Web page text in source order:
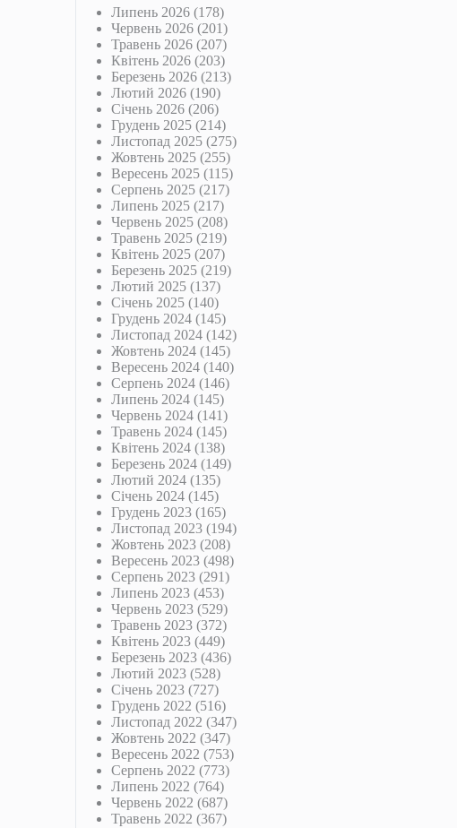
Липень 2026 (178)
Червень 2026 (201)
Травень 2026 (207)
Квітень 2026 (203)
Березень 2026 (213)
Лютий 2026 (190)
Січень 2026 (206)
Грудень 2025 (214)
Листопад 2025 (275)
Жовтень 2025 (255)
Вересень 2025 (115)
Серпень 2025 (217)
Липень 2025 (217)
Червень 2025 (208)
Травень 2025 (219)
Квітень 2025 (207)
Березень 2025 (219)
Лютий 2025 (137)
Січень 2025 (140)
Грудень 2024 (145)
Листопад 2024 (142)
Жовтень 2024 (145)
Вересень 2024 (140)
Серпень 2024 (146)
Липень 2024 (145)
Червень 2024 (141)
Травень 2024 (145)
Квітень 2024 (138)
Березень 2024 (149)
Лютий 2024 (135)
Січень 2024 (145)
Грудень 2023 (165)
Листопад 2023 (194)
Жовтень 2023 (208)
Вересень 2023 (498)
Серпень 2023 (291)
Липень 2023 (453)
Червень 2023 (529)
Травень 2023 (372)
Квітень 2023 (449)
Березень 2023 (436)
Лютий 2023 (528)
Січень 2023 (727)
Грудень 2022 (516)
Листопад 2022 (347)
Жовтень 2022 (347)
Вересень 2022 (753)
Серпень 2022 (773)
Липень 2022 (764)
Червень 2022 (687)
Травень 2022 (367)